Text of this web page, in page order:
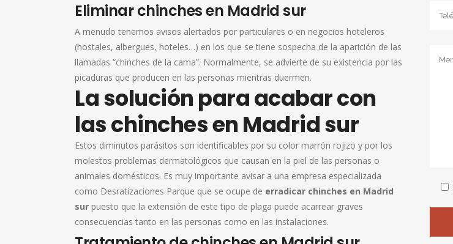
Eliminar chinches en Madrid sur
A menudo tenemos avisos alertados por particulares o en negocios hoteleros
(hostales, albergues, hoteles…) en los que se tiene sospecha de la aparición de las
llamadas “chinches de la cama”. Normalmente, se advierte de su existencia por las
picaduras que producen en las personas mientras duermen.
La solución para acabar con
las chinches en Madrid sur
Estos diminutos parásitos son identificables por su color marrón rojizo y por los
molestos problemas dermatológicos que causan en la piel de las personas o
animales domésticos. Es muy importante avisar a una empresa especializada
como Desratizaciones Parque que se ocupe de erradicar chinches en Madrid
sur puesto que la extensión de este tipo de plaga puede acarrear graves
consecuencias tanto en las personas como en las instalaciones.